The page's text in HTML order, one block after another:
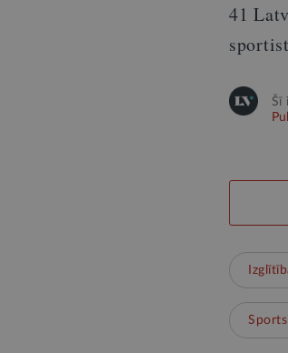
41
Šī
Sports